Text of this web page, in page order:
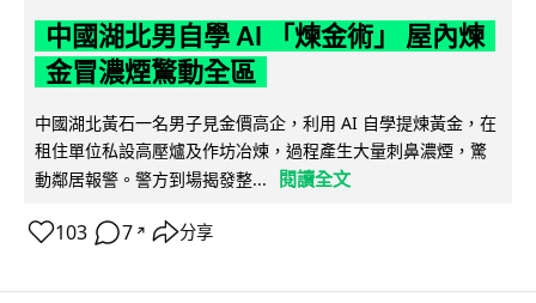
中國湖北男自學 AI 「煉金術」 屋內煉
金冒濃煙驚動全區
中國湖北黃石一名男子見金價高企，利用 AI 自學提煉黃金，在
租住單位私設高壓爐及作坊冶煉，過程產生大量刺鼻濃煙，驚
動鄰居報警。警方到場揭發整...
閱讀全文
103 7 ↗ 分享